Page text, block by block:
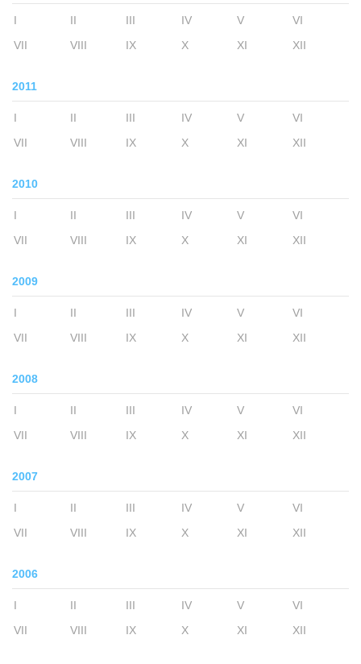
I II III IV V
VI
VII
VIII IX X XI XII
2011
I II III IV V
VI
VII
VIII IX X XI XII
2010
I II III IV V
VI
VII
VIII IX X XI XII
2009
I II III IV V
VI
VII
VIII IX X XI XII
2008
I II III IV V
VI
VII
VIII IX X XI XII
2007
I II III IV V
VI
VII
VIII IX X XI XII
2006
I II III IV V
VI
VII
VIII IX X XI XII